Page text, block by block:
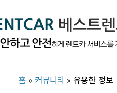
홈 커뮤니티 유용한 정보